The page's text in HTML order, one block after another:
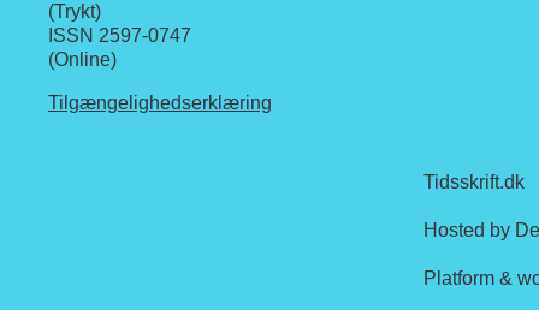
(Trykt)
ISSN 2597-0747
(Online)
Tilgængelighedserklæring